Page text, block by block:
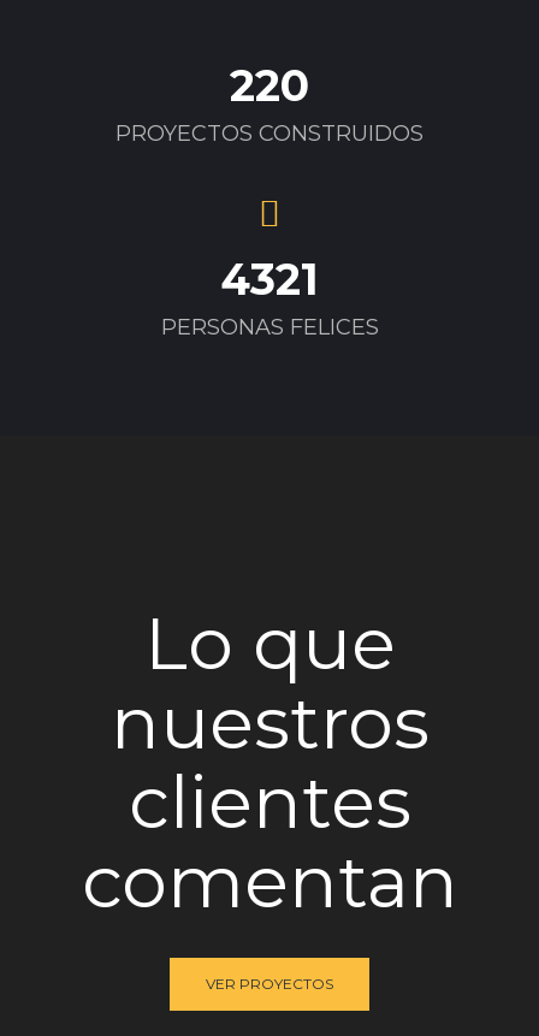
220
PROYECTOS CONSTRUIDOS
4321
PERSONAS FELICES
Lo que
nuestros
clientes
comentan
VER PROYECTOS